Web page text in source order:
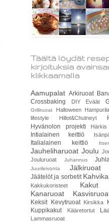
Täältä löydät
kirjoituksia
klikkaamalla
Aamupalat Arkiruoat
Crossbaking
DIY Eväät
Grilliruoat Halloween
lifestyle
Hillot&Chutneyt
Hyvänolon projekti
Härkis
Intialainen keittiö
Italialainen keittiö
Jauheliharuoat Joulu
Jouluruoat
Juhannus
Juurileivonta Jälkiruoat
Jäätelöt ja sorbetit
Kakkukoristeet
Kakut
Kanaruoat
Keksit Kevytruoat Kirsikka
Kuppikakut
Kääretortut
Lammasruoat